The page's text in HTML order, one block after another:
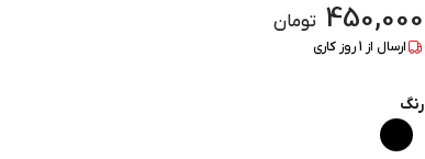
450,000 تومان
ارسال از 1روز کاری
رنگ